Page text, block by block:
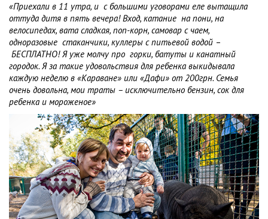
«Приехали в 11 утра, и с большими уговорами еле вытащила
оттуда дитя в пять вечера! Вход, катание на пони, на
велосипедах, вата сладкая, поп-корн, самовар с чаем,
одноразовые стаканчики, куллеры с питьевой водой –
БЕСПЛАТНО! Я уже молчу про горки, батуты и канатный
городок. Я за такие удовольствия для ребенка выкидывала
каждую неделю в «Караване» или «Дафи» от 200грн. Семья
очень довольна, мои траты – исключительно бензин, сок для
ребенка и мороженое»